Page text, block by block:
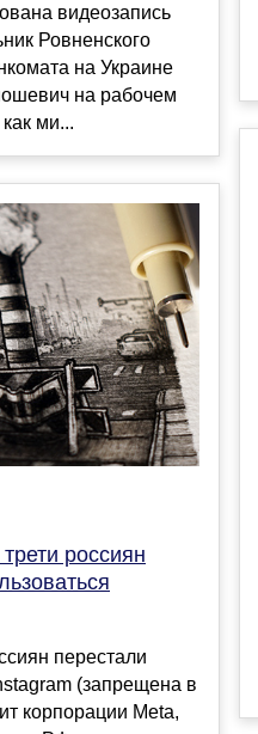
видеозапись
Ровненского
на Украине
на рабочем
ми...
россиян
перестали
(запрещена в
корпорации Meta,